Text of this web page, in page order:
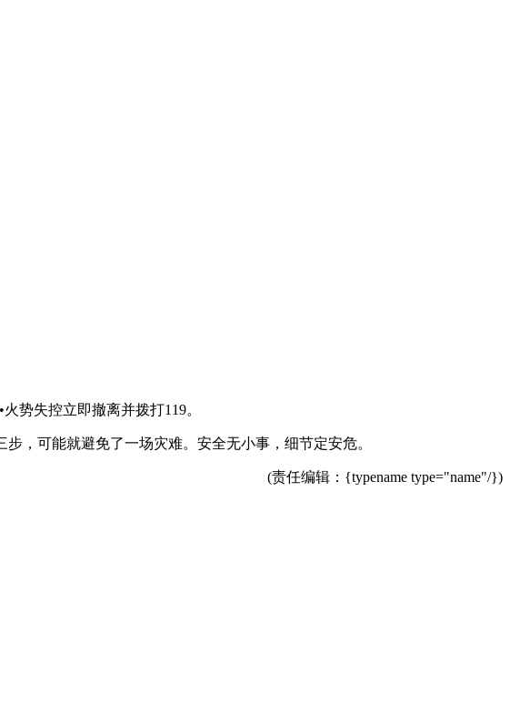
势失控立即撤离并拨打119。
，可能就避免了一场灾难。安全无小事，细节定安危。
(责任编辑：{typename type="name"/})